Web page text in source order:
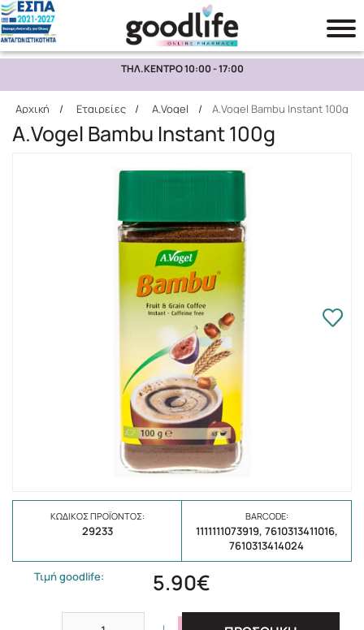
Αναζήτηση
ΤΗΛ.ΚΕΝΤΡΟ 10:00 - 17:00
Αρχική / Εταιρείες / A.Vogel / A.Vogel Bambu Instant 100g
A.Vogel Bambu Instant 100g
ΚΩΔΙΚΌΣ ΠΡΟΪΌΝΤΟΣ:
29233
BARCODE:
1111111073919, 7610313411016,
7610313414024
Τιμή goodlife: 5.90€